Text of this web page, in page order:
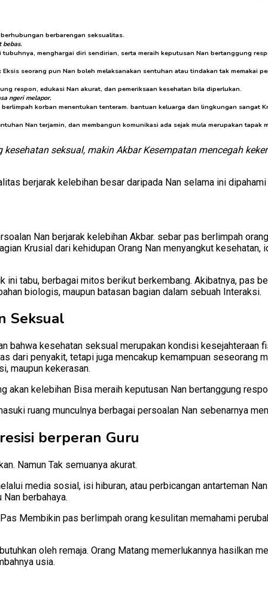
berbarengan seksualitas.
bebas.
tubuhnya, menghargai diri sendirian, serta meraih keputusan Nan bertanggung
seorang pun Nan boleh melaksanakan sentuhan atau tindakan tak memakai
respon, edukasi Nan akurat, dan pemeriksaan kesehatan bila diperlukan.
ngeri melapor.
korban menentukan tenteram. bantuan keluarga dan lingkungan sangat
Nan terjamin, dan membangun komunikasi ada sejak mula merupakan tapak
seksual, makin Akbar Kesempatan mencegah
berjarak kelebihan besar daripada Nan selama ini
Nan berjarak kelebihan Akbar. sebar pas berlimpah
Krusial dari kehidupan Orang Nan menyangkut
ini tabu, berbagai mitos berikut berkembang. Akibatnya, pas
biologis, maupun batasan bagian dalam sebuah Interaksi.
Seksual
bahwa kesehatan seksual merupakan kondisi
dari penyakit, tetapi juga mencakup kemampuan seseorang
maupun kekerasan.
akan kelebihan Bisa meraih keputusan Nan bertanggung
ruang munculnya berbagai persoalan Nan sebenarnya
berperan Guru
Namun Tak semuanya akurat.
media sosial, isi hiburan, atau perbicangan antarteman
berbahaya.
Membikin pas berlimpah orang kesulitan memahami
oleh remaja. Orang Matang memerlukannya hasilkan
usia.